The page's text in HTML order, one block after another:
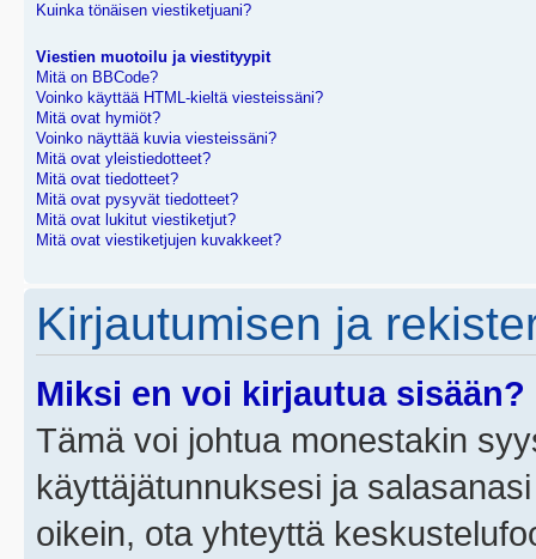
Kuinka tönäisen viestiketjuani?
Viestien muotoilu ja viestityypit
Mitä on BBCode?
Voinko käyttää HTML-kieltä viesteissäni?
Mitä ovat hymiöt?
Voinko näyttää kuvia viesteissäni?
Mitä ovat yleistiedotteet?
Mitä ovat tiedotteet?
Mitä ovat pysyvät tiedotteet?
Mitä ovat lukitut viestiketjut?
Mitä ovat viestiketjujen kuvakkeet?
Kirjautumisen ja
Miksi en voi kirjautua sisään?
Tämä voi johtua monestakin
käyttäjätunnuksesi ja
oikein, ota yhteyttä